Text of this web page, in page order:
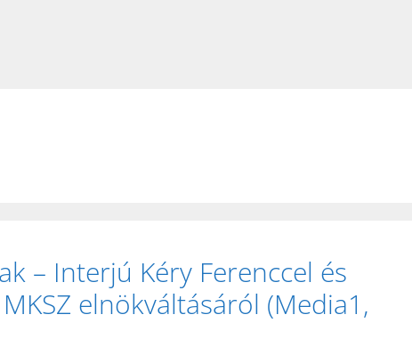
– Interjú Kéry Ferenccel és
elnökváltásáról (Media1,